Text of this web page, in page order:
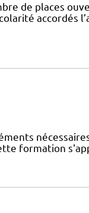
de places
accordés
formation